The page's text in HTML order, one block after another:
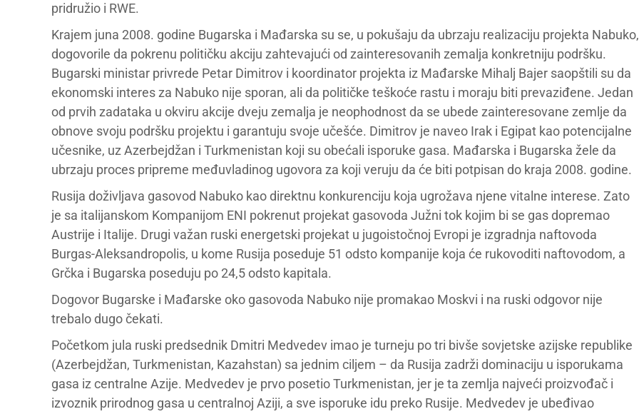
pridružio i RWE.
Krajem juna 2008. godine Bugarska i Mađarska su se, u pokušaju da ubrzaju realizaciju projekta Nabuko,
dogovorile da pokrenu političku akciju zahtevajući od zainteresovanih zemalja konkretniju podršku.
Bugarski ministar privrede Petar Dimitrov i koordinator projekta iz Mađarske Mihalj Bajer saopštili su da
ekonomski interes za Nabuko nije sporan, ali da političke teškoće rastu i moraju biti prevaziđene. Jedan
od prvih zadataka u okviru akcije dveju zemalja je neophodnost da se ubede zainteresovane zemlje da
obnove svoju podršku projektu i garantuju svoje učešće. Dimitrov je naveo Irak i Egipat kao potencijalne
učesnike, uz Azerbejdžan i Turkmenistan koji su obećali isporuke gasa. Mađarska i Bugarska žele da
ubrzaju proces pripreme međuvladinog ugovora za koji veruju da će biti potpisan do kraja 2008. godine.
Rusija doživljava gasovod Nabuko kao direktnu konkurenciju koja ugrožava njene vitalne interese. Zato
je sa italijanskom Kompanijom ENI pokrenut projekat gasovoda Južni tok kojim bi se gas dopremao
Austrije i Italije. Drugi važan ruski energetski projekat u jugoistočnoj Evropi je izgradnja naftovoda
Burgas-Aleksandropolis, u kome Rusija poseduje 51 odsto kompanije koja će rukovoditi naftovodom, a
Grčka i Bugarska poseduju po 24,5 odsto kapitala.
Dogovor Bugarske i Mađarske oko gasovoda Nabuko nije promakao Moskvi i na ruski odgovor nije
trebalo dugo čekati.
Početkom jula ruski predsednik Dmitri Medvedev imao je turneju po tri bivše sovjetske azijske republike
(Azerbejdžan, Turkmenistan, Kazahstan) sa jednim ciljem – da Rusija zadrži dominaciju u isporukama
gasa iz centralne Azije. Medvedev je prvo posetio Turkmenistan, jer je ta zemlja najveći proizvođač i
izvoznik prirodnog gasa u centralnoj Aziji, a sve isporuke idu preko Rusije. Medvedev je ubeđivao